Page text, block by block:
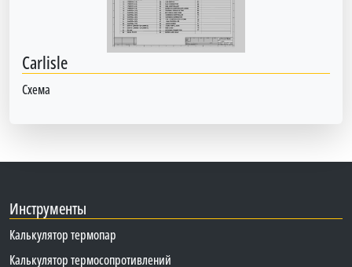
Carlisle
Схема
Инструменты
Калькулятор термопар
Калькулятор термосопротивлений